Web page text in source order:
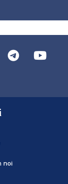
noi